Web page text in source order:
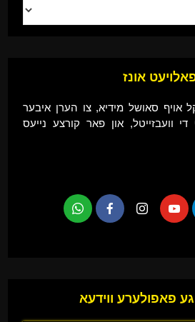
אונז
אויף סאושל מידיא, צו הערן איבער
וועבזייטל, און פאר קורצע נייעס
פאפולערע ווידעא